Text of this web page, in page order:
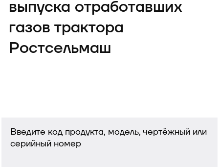
выпуска отработавших
газов трактора
Ростсельмаш
Введите код продукта, модель, чертёжный или
серийный номер